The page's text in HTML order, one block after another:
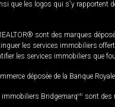
que les logos qui s'y rapportent
sont des marques
les services immobiliers
les services immobiliers que
déposée de la Banque
immobiliers BridgemarqMD sont des